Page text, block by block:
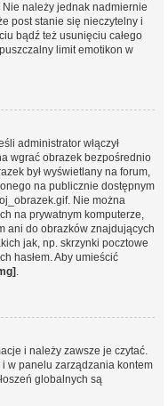
należy jednak nadmiernie
post stanie się nieczytelny i
bądź też usunięciu całego
limit emotikon w
administrator włączył
wgrać obrazek bezpośrednio
był wyświetlany na forum,
na publicznie dostępnym
Nie można
na prywatnym komputerze,
ani do obrazków znajdujących
jak, np. skrzynki pocztowe
hasłem. Aby umieścić
.
i należy zawsze je czytać.
w panelu zarządzania kontem
globalnych są